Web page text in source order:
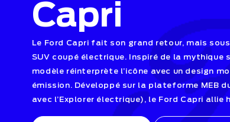
Capri
Le Ford Capri fait son grand retour, mais
SUV coupé électrique. Inspiré de la mythique
modèle réinterprète l’icône avec un design
émission. Développé sur la plateforme MEB
avec l’Explorer électrique), le Ford Capri